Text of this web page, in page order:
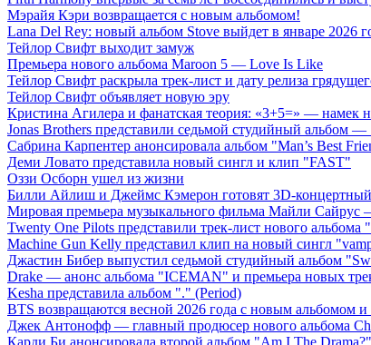
Мэрайя Кэри возвращается с новым альбомом!
Lana Del Rey: новый альбом Stove выйдет в январе 2026
Тейлор Свифт выходит замуж
Премьера нового альбома Maroon 5 — Love Is Like
Тейлор Свифт раскрыла трек-лист и дату релиза
Тейлор Свифт объявляет новую эру
Кристина Агилера и фанатская теория: «3+5=» — намек
Jonas Brothers представили седьмой студийный альбом
Сабрина Карпентер анонсировала альбом "Man’s Best
Деми Ловато представила новый сингл и клип "FAST"
Оззи Осборн ушел из жизни
Билли Айлиш и Джеймс Кэмерон готовят 3D-
Мировая премьера музыкального фильма Майли Сайрус
Twenty One Pilots представили трек-лист нового альбома
Machine Gun Kelly представил клип на новый сингл
Джастин Бибер выпустил седьмой студийный альбом
Drake — анонс альбома "ICEMAN" и премьера новых
Kesha представила альбом "." (Period)
BTS возвращаются весной 2026 года с новым альбомом
Джек Антонофф — главный продюсер нового альбома
Карди Би анонсировала второй альбом "Am I The